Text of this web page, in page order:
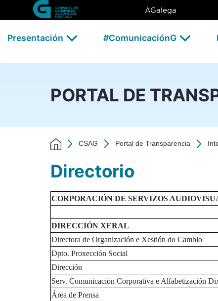
Skip to Main Content
Directorio Transparencia -
AGalega
Presentación #ComunicaciónG
PORTAL DE
CSAG Portal de Transparencia
Directorio
CORPORACIÓN DE SERVIZOS
DIRECCIÓN XERAL
Directora de Organización e Xestión do Cambio
Dpto. Proxección Social
Dirección
Serv. Comunicación Corporativa e Alfabetización
Área de Prensa